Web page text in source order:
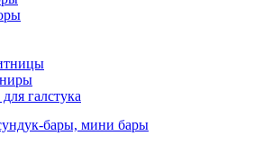
галстука
бары, мини бары